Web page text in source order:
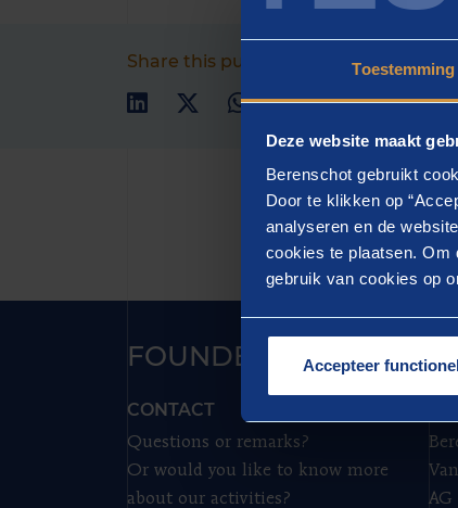
Toestemming
Deze website maakt
Berenschot gebruikt
Door te klikken op
analyseren en de
cookies te plaatsen. Om
gebruik van cookies op
Accepteer
Share this publication
Date
29
FOUNDER OF
CONTACT
Questions or remarks?
Or would you like to know more
about our activities?
AG